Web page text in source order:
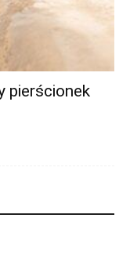
pierścionek